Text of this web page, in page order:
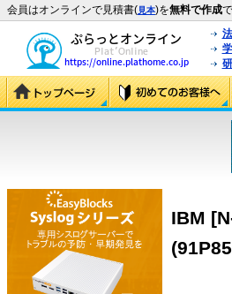
会員はオンラインで見積書(見本)を無料で作成
IBM